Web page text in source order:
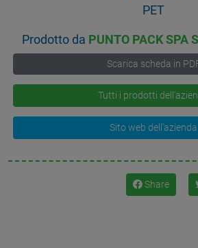
PET
Prodotto da PUNTO PACK
Scarica scheda in
Tutti i prodotti
Sito web dell'azienda
Share